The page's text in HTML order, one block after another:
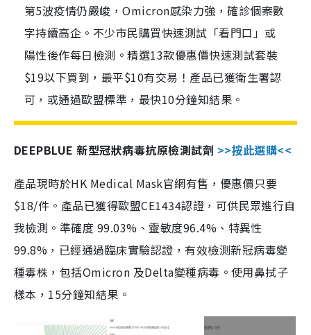
第5波疫情仍嚴峻，Omicron感染力強，確診個案數
字持續高企。不少市民購買快速測試「看門口」或
陽性後作每日檢測。精選13款優惠價快速測試套裝
$19以下買到，最平$10有交易！產品已獲衛生署認
可，或通過歐盟標準，最快10分鐘知結果。
DEEPBLUE 新型冠狀病毒抗原檢測試劑 >>按此選購<<
產品現時於HK Medical Mask官網有售，優惠價只要
$18/件。產品已獲得歐盟CE1434認證，可供民眾進行自
我檢測。準確度 99.03%、靈敏度96.4%、特異性
99.8%，已經通過臨床實驗認證，有效檢測新冠病毒變
種毒株，包括Omicron 及Delta變種病毒。使用鼻拭子
樣本，15分鐘知結果。